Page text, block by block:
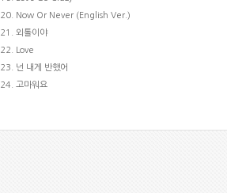
20. Now Or Never (English Ver.)
21. 외톨이야
22. Love
23. 넌 내게 반했어
24. 고마워요